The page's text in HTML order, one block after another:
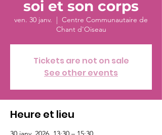
soi et son corps
ven. 30 janv.
  |
Centre Communautaire de
Chant d'Oiseau
Tickets are not on sale
See other events
Heure et lieu